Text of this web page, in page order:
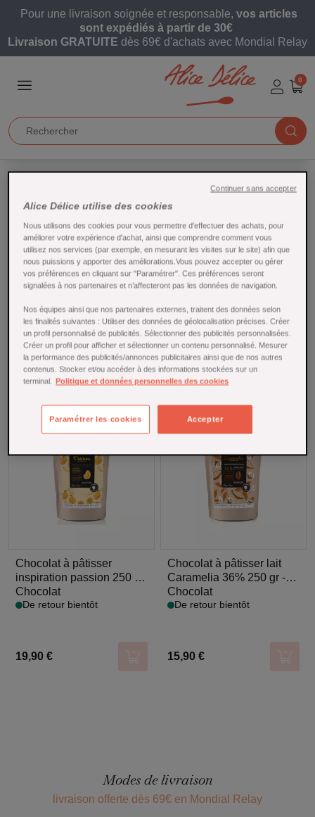
Pour une livraison soignée et responsable, vos articles
sont expédiés à partir de 30€
Livraison GRATUITE dès 69€ d'achats avec Mondial Relay
0
Pépites de chocolat
Pépites de chocolat
2 products
Trier par : Pertinence expand_more
Filtrer les résultats
DE RETOUR BIENTÔT
Chocolat à pâtisser
inspiration passion 250 gr
- Valrhona
Chocolat
De retour bientôt
19,90 € Ajouter au panier
DE RETOUR BIENTÔT
Chocolat à pâtisser lait
Caramelia 36% 250 gr -
Valrhona
Chocolat
De retour bientôt
15,90 €
Modes de livraison
livraison offerte dès 69€ en Mondial Relay
Alice Délice utilise des cookies
Nous utilisons des cookies pour vous permettre d'effectuer des achats, pour
améliorer votre expérience d'achat, ainsi que comprendre comment vous
utilisez nos services (par exemple, en mesurant les visites sur le site) afin que
nous puissions y apporter des améliorations.Vous pouvez accepter ou gérer
vos préférences en cliquant sur "Paramétrer". Ces préférences seront
signalées à nos partenaires et n’affecteront pas les données de navigation.
Nos équipes ainsi que nos partenaires externes, traitent des données selon
les finalités suivantes : Utiliser des données de géolocalisation précises. Créer
un profil personnalisé de publicités. Sélectionner des publicités personnalisées.
Créer un profil pour afficher et sélectionner un contenu personnalisé. Mesurer
la performance des publicités/annonces publicitaires ainsi que de nos autres
contenus. Stocker et/ou accéder à des informations stockées sur un
terminal.
Politique et données personnelles des cookies
Accepter
Paramétrer les cookies
Continuer sans accepter